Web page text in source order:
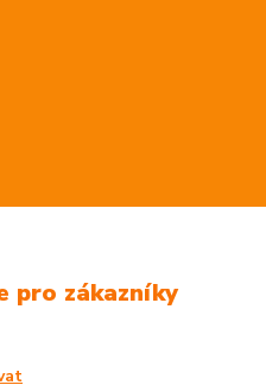
pro zákazníky